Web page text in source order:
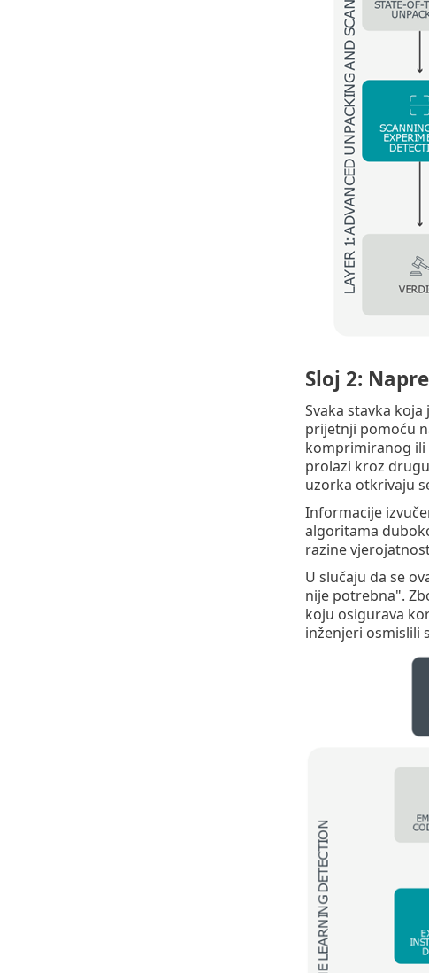
Sloj 2:
Svaka stavka
prijetnji pomoću
komprimiranog ili
prolazi kroz
uzorka otkrivaju
Informacije
algoritama
razine
U slučaju da se
nije potrebna".
koju osigurava
inženjeri osmislili